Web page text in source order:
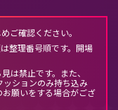
ミアム会員限
ィスト公開！
ご確認ください。
整理番号順です。開場
は禁止です。また、
ションのみ持ち込み
願いをする場合がござ